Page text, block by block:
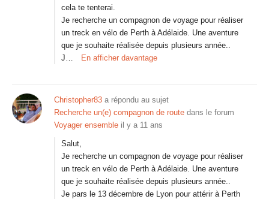
cela te tenterai.
Je recherche un compagnon de voyage pour réaliser
un treck en vélo de Perth à Adélaide. Une aventure
que je souhaite réalisée depuis plusieurs année..
J…
En afficher davantage
Christopher83 a répondu au sujet
Recherche un(e) compagnon de route dans le forum
Voyager ensemble il y a 11 ans
Salut,
Je recherche un compagnon de voyage pour réaliser
un treck en vélo de Perth à Adélaide. Une aventure
que je souhaite réalisée depuis plusieurs année..
Je pars le 13 décembre de Lyon pour attérir à Perth